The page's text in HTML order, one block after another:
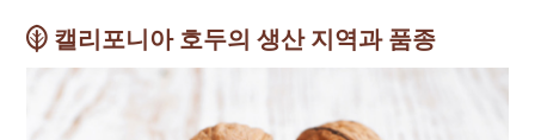
캘리포니아 호두의 생산 지역과 품종